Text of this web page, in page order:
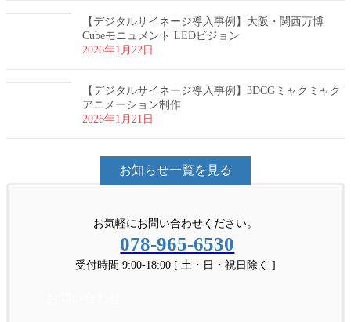
【デジタルサイネージ導入事例】大阪・関西万博
Cubeモニュメント LEDビジョン
2026年1月22日
【デジタルサイネージ導入事例】3DCGミャクミャク
アニメーション制作
2026年1月21日
お知らせ一覧を見る
お気軽にお問い合わせください。
078-965-6530
受付時間 9:00-18:00 [ 土・日・祝日除く ]